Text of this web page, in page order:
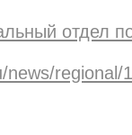
отдел
news/regional/